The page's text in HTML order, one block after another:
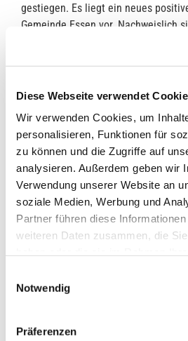
Diese Webseite verwendet
Wir verwenden Cookies, um
personalisieren, Funktionen für
zu können und die Zugriffe auf
analysieren. Außerdem geben wir
Verwendung unserer Website an
soziale Medien, Werbung und
Partner führen diese
weiteren Daten zusammen, die
werden auch bei der Auswahl von
Notwendig
Präferenzen
gestiegen. Es liegt ein neues
Gemeinde Essen vor. Nachweislich
Corona-Fälle
Anzahl der Genesungen
Saldo der verbliebenen
positiv
getesteten Corona-Fälle
Anzahl der
angeordneten Quarantäne-Fälle
(insgesamt)
(aktuell)